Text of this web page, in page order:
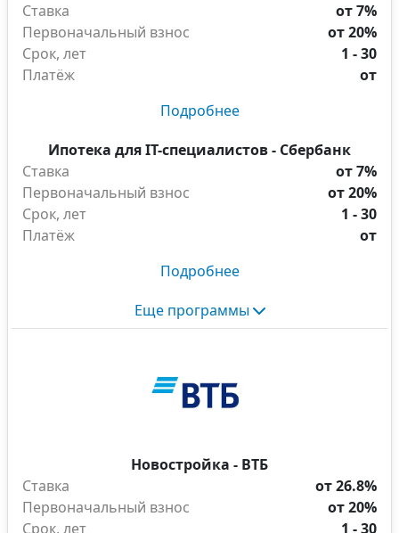
Ставка
от 7%
Первоначальный взнос
от 20%
Срок, лет
1 - 30
Платёж
от
Подробнее
Ипотека для IT-специалистов - Сбербанк
Ставка
от 7%
Первоначальный взнос
от 20%
Срок, лет
1 - 30
Платёж
от
Подробнее
Еще программы
Новостройка - ВТБ
Ставка
от 26.8%
Первоначальный взнос
от 20%
Срок, лет
1 - 30